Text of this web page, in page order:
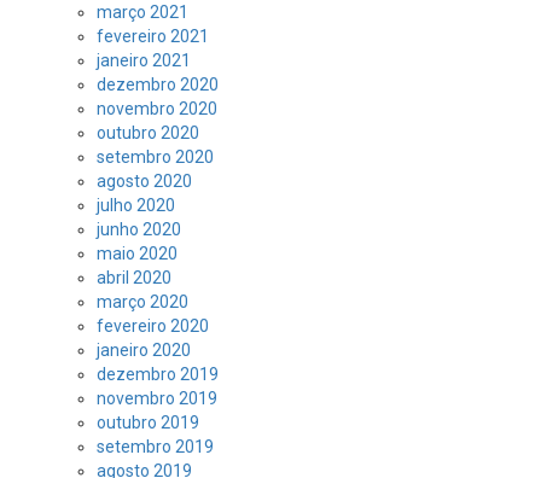
março 2021
fevereiro 2021
janeiro 2021
dezembro 2020
novembro 2020
outubro 2020
setembro 2020
agosto 2020
julho 2020
junho 2020
maio 2020
abril 2020
março 2020
fevereiro 2020
janeiro 2020
dezembro 2019
novembro 2019
outubro 2019
setembro 2019
agosto 2019